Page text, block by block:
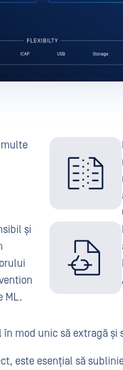
și
ML.
mod unic să extragă și
este esențial să